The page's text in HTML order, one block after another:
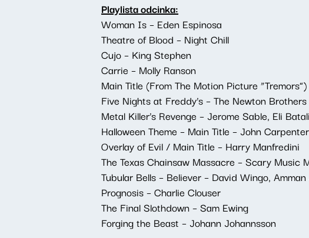
Playlista odcinka:
Woman Is – Eden Espinosa
Theatre of Blood – Night Chill
Cujo – King Stephen
Carrie – Molly Ranson
Main Title (From The Motion Picture
Five Nights at Freddy’s – The Newton Brothers
Metal Killer’s Revenge – Jerome Sable, Eli
Halloween Theme – Main Title – John Carpenter
Overlay of Evil / Main Title – Harry Manfredini
The Texas Chainsaw Massacre – Scary Music
Tubular Bells – Believer – David Wingo,
Prognosis – Charlie Clouser
The Final Slothdown – Sam Ewing
Forging the Beast – Johann Johannsson